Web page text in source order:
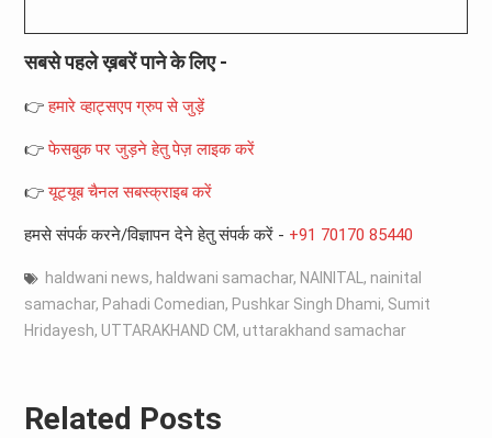
सबसे पहले ख़बरें पाने के लिए -
👉हमारे व्हाट्सएप ग्रुप से जुड़ें
👉फेसबुक पर जुड़ने हेतु पेज़ लाइक करें
👉यूट्यूब चैनल सबस्क्राइब करें
हमसे संपर्क करने/विज्ञापन देने हेतु संपर्क करें - +91 70170 85440
haldwani news, haldwani samachar, NAINITAL , nainital
samachar, Pahadi Comedian, Pushkar Singh Dhami, Sumit
Hridayesh, UTTARAKHAND CM, uttarakhand samachar
Related Posts